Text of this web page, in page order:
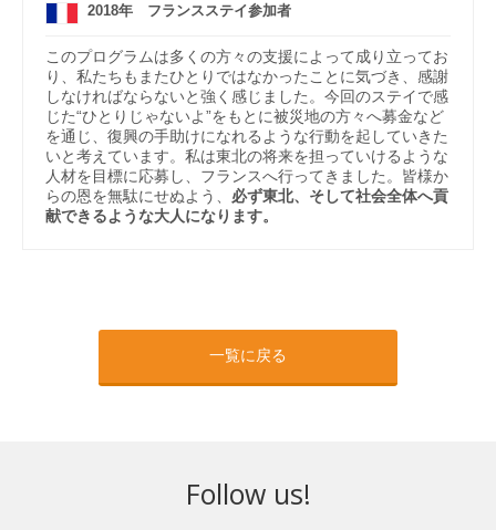
2018年 フランスステイ参加者
このプログラムは多くの方々の支援によって成り立ってお
り、私たちもまたひとりではなかったことに気づき、感謝
しなければならないと強く感じました。今回のステイで感
じた“ひとりじゃないよ”をもとに被災地の方々へ募金など
を通じ、復興の手助けになれるような行動を起していきた
いと考えています。私は東北の将来を担っていけるような
人材を目標に応募し、フランスへ行ってきました。皆様か
らの恩を無駄にせぬよう、 必ず東北、そして社会全体へ貢
献できるような大人になります。
一覧に戻る
Follow us!